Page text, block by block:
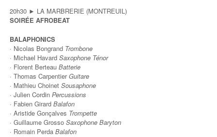
20h30 ► LA MARBRERIE (MONTREUIL)
SOIRÉE AFROBEAT
BALAPHONICS
· Nicolas Bongrand Trombone
· Michael Havard Saxophone Ténor
· Florent Berteau Batterie
· Thomas CarpentierGuitare
· Mathieu Choinet Sousaphone
· Julien Cordin Percussions
· Fabien Girard Balafon
· Aristide Gonçalves Trompette
· Guillaume Grosso Saxophone Baryton
· Romain Perda Balafon